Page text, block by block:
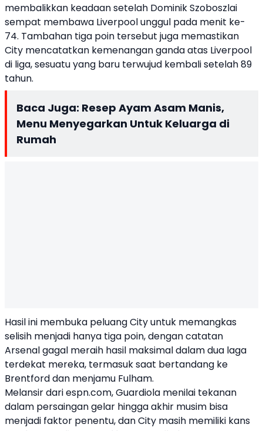
membalikkan keadaan setelah Dominik Szoboszlai
sempat membawa Liverpool unggul pada menit ke-
74. Tambahan tiga poin tersebut juga memastikan
City mencatatkan kemenangan ganda atas Liverpool
di liga, sesuatu yang baru terwujud kembali setelah 89
tahun.
Baca Juga: Resep Ayam Asam Manis,
Menu Menyegarkan Untuk Keluarga di
Rumah
Hasil ini membuka peluang City untuk memangkas
selisih menjadi hanya tiga poin, dengan catatan
Arsenal gagal meraih hasil maksimal dalam dua laga
terdekat mereka, termasuk saat bertandang ke
Brentford dan menjamu Fulham.
Melansir dari espn.com, Guardiola menilai tekanan
dalam persaingan gelar hingga akhir musim bisa
menjadi faktor penentu, dan City masih memiliki kans